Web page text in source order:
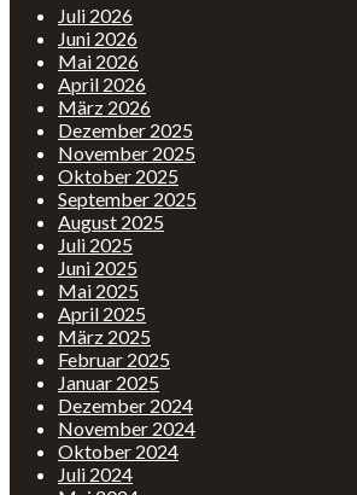
Juli 2026
Juni 2026
Mai 2026
April 2026
März 2026
Dezember 2025
November 2025
Oktober 2025
September 2025
August 2025
Juli 2025
Juni 2025
Mai 2025
April 2025
März 2025
Februar 2025
Januar 2025
Dezember 2024
November 2024
Oktober 2024
Juli 2024